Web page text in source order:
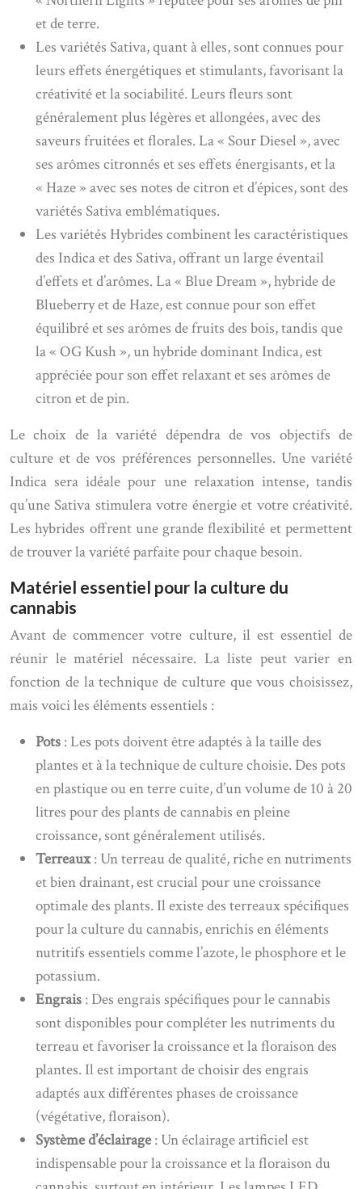
et de terre.
Les variétés Sativa, quant à elles, sont connues pour
leurs effets énergétiques et stimulants, favorisant la
créativité et la sociabilité. Leurs fleurs sont
généralement plus légères et allongées, avec des
saveurs fruitées et florales. La « Sour Diesel », avec
ses arômes citronnés et ses effets énergisants, et la
« Haze » avec ses notes de citron et d’épices, sont des
variétés Sativa emblématiques.
Les variétés Hybrides combinent les caractéristiques
des Indica et des Sativa, offrant un large éventail
d’effets et d’arômes. La « Blue Dream », hybride de
Blueberry et de Haze, est connue pour son effet
équilibré et ses arômes de fruits des bois, tandis que
la « OG Kush », un hybride dominant Indica, est
appréciée pour son effet relaxant et ses arômes de
citron et de pin.
Le choix de la variété dépendra de vos objectifs de
culture et de vos préférences personnelles. Une variété
Indica sera idéale pour une relaxation intense, tandis
qu’une Sativa stimulera votre énergie et votre créativité.
Les hybrides offrent une grande flexibilité et permettent
de trouver la variété parfaite pour chaque besoin.
Matériel essentiel pour la culture du
cannabis
Avant de commencer votre culture, il est essentiel de
réunir le matériel nécessaire. La liste peut varier en
fonction de la technique de culture que vous choisissez,
mais voici les éléments essentiels :
Pots : Les pots doivent être adaptés à la taille des
plantes et à la technique de culture choisie. Des pots
en plastique ou en terre cuite, d’un volume de 10 à 20
litres pour des plants de cannabis en pleine
croissance, sont généralement utilisés.
Terreaux: Un terreau de qualité, riche en nutriments
et bien drainant, est crucial pour une croissance
optimale des plants. Il existe des terreaux spécifiques
pour la culture du cannabis, enrichis en éléments
nutritifs essentiels comme l’azote, le phosphore et le
potassium.
Engrais : Des engrais spécifiques pour le cannabis
sont disponibles pour compléter les nutriments du
terreau et favoriser la croissance et la floraison des
plantes. Il est important de choisir des engrais
adaptés aux différentes phases de croissance
(végétative, floraison).
Système d’éclairage: Un éclairage artificiel est
indispensable pour la croissance et la floraison du